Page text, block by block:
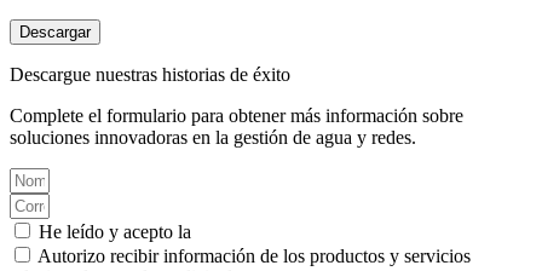
Descargar
Descargue nuestras historias de éxito
Complete el formulario para obtener más información sobre
soluciones innovadoras en la gestión de agua y redes.
He leído y acepto la
Autorizo recibir información de los productos y servicios